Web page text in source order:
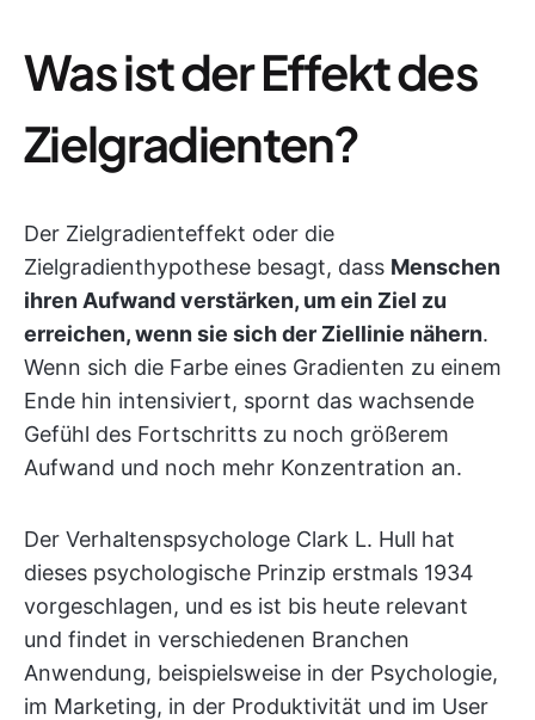
Was ist der Effekt des
Zielgradienten?
Der Zielgradienteffekt oder die
Zielgradienthypothese besagt, dass Menschen
ihren Aufwand verstärken, um ein Ziel zu
erreichen, wenn sie sich der Ziellinie nähern.
Wenn sich die Farbe eines Gradienten zu einem
Ende hin intensiviert, spornt das wachsende
Gefühl des Fortschritts zu noch größerem
Aufwand und noch mehr Konzentration an.
Der Verhaltenspsychologe Clark L. Hull hat
dieses psychologische Prinzip erstmals 1934
vorgeschlagen, und es ist bis heute relevant
und findet in verschiedenen Branchen
Anwendung, beispielsweise in der Psychologie,
im Marketing, in der Produktivität und im User